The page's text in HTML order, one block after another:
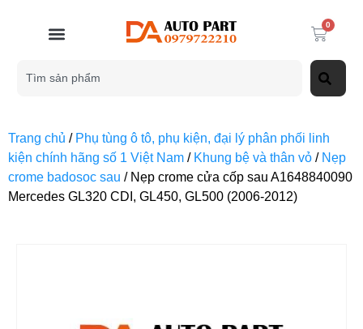
0
Trang chủ / Phụ tùng ô tô, phụ kiện, đại lý phân phối linh
kiện chính hãng số 1 Việt Nam / Khung bệ và thân vỏ / Nẹp
crome badosoc sau / Nẹp crome cửa cốp sau A1648840090
Mercedes GL320 CDI, GL450, GL500 (2006-2012)